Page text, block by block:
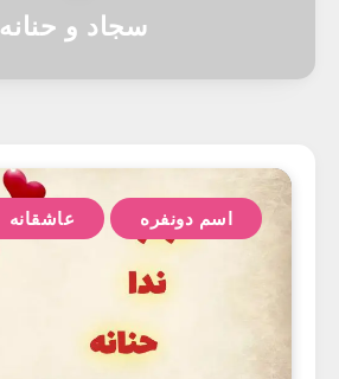
سجاد و حنانه
اسم دونفره عاشقانه